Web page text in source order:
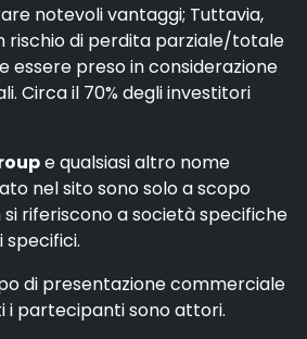
notevoli vantaggi; Tuttavia,
rischio di perdita parziale/totale
essere preso in considerazione
Circa il 70% degli investitori
e qualsiasi altro nome
nel sito sono solo a scopo
riferiscono a società specifiche
specifici.
di presentazione commerciale
i partecipanti sono attori.